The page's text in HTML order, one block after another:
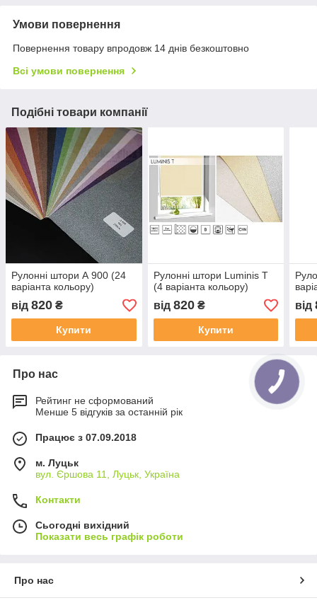
Умови повернення
Повернення товару впродовж 14 днів безкоштовно
Всі умови повернення
Подібні товари компанії
Рулонні штори А 900 (24
варіанта кольору)
від 820 ₴
Купити
Рулонні штори Luminis T
(4 варіанта кольору)
від 820₴
Купити
від
Про нас
Рейтинг не сформований
Менше 5 відгуків за останній рік
Працює з 07.09.2018
м. Луцьк
вул. Єршова 11, Луцьк, Україна
Контакти
Сьогодні вихідний
Показати весь графік роботи
Про нас